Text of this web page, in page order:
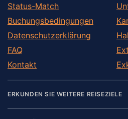
Status-Match
Buchungsbedingungen
Datenschutzerklärung
FAQ
Kontakt
ERKUNDEN SIE WEITERE REISEZIELE